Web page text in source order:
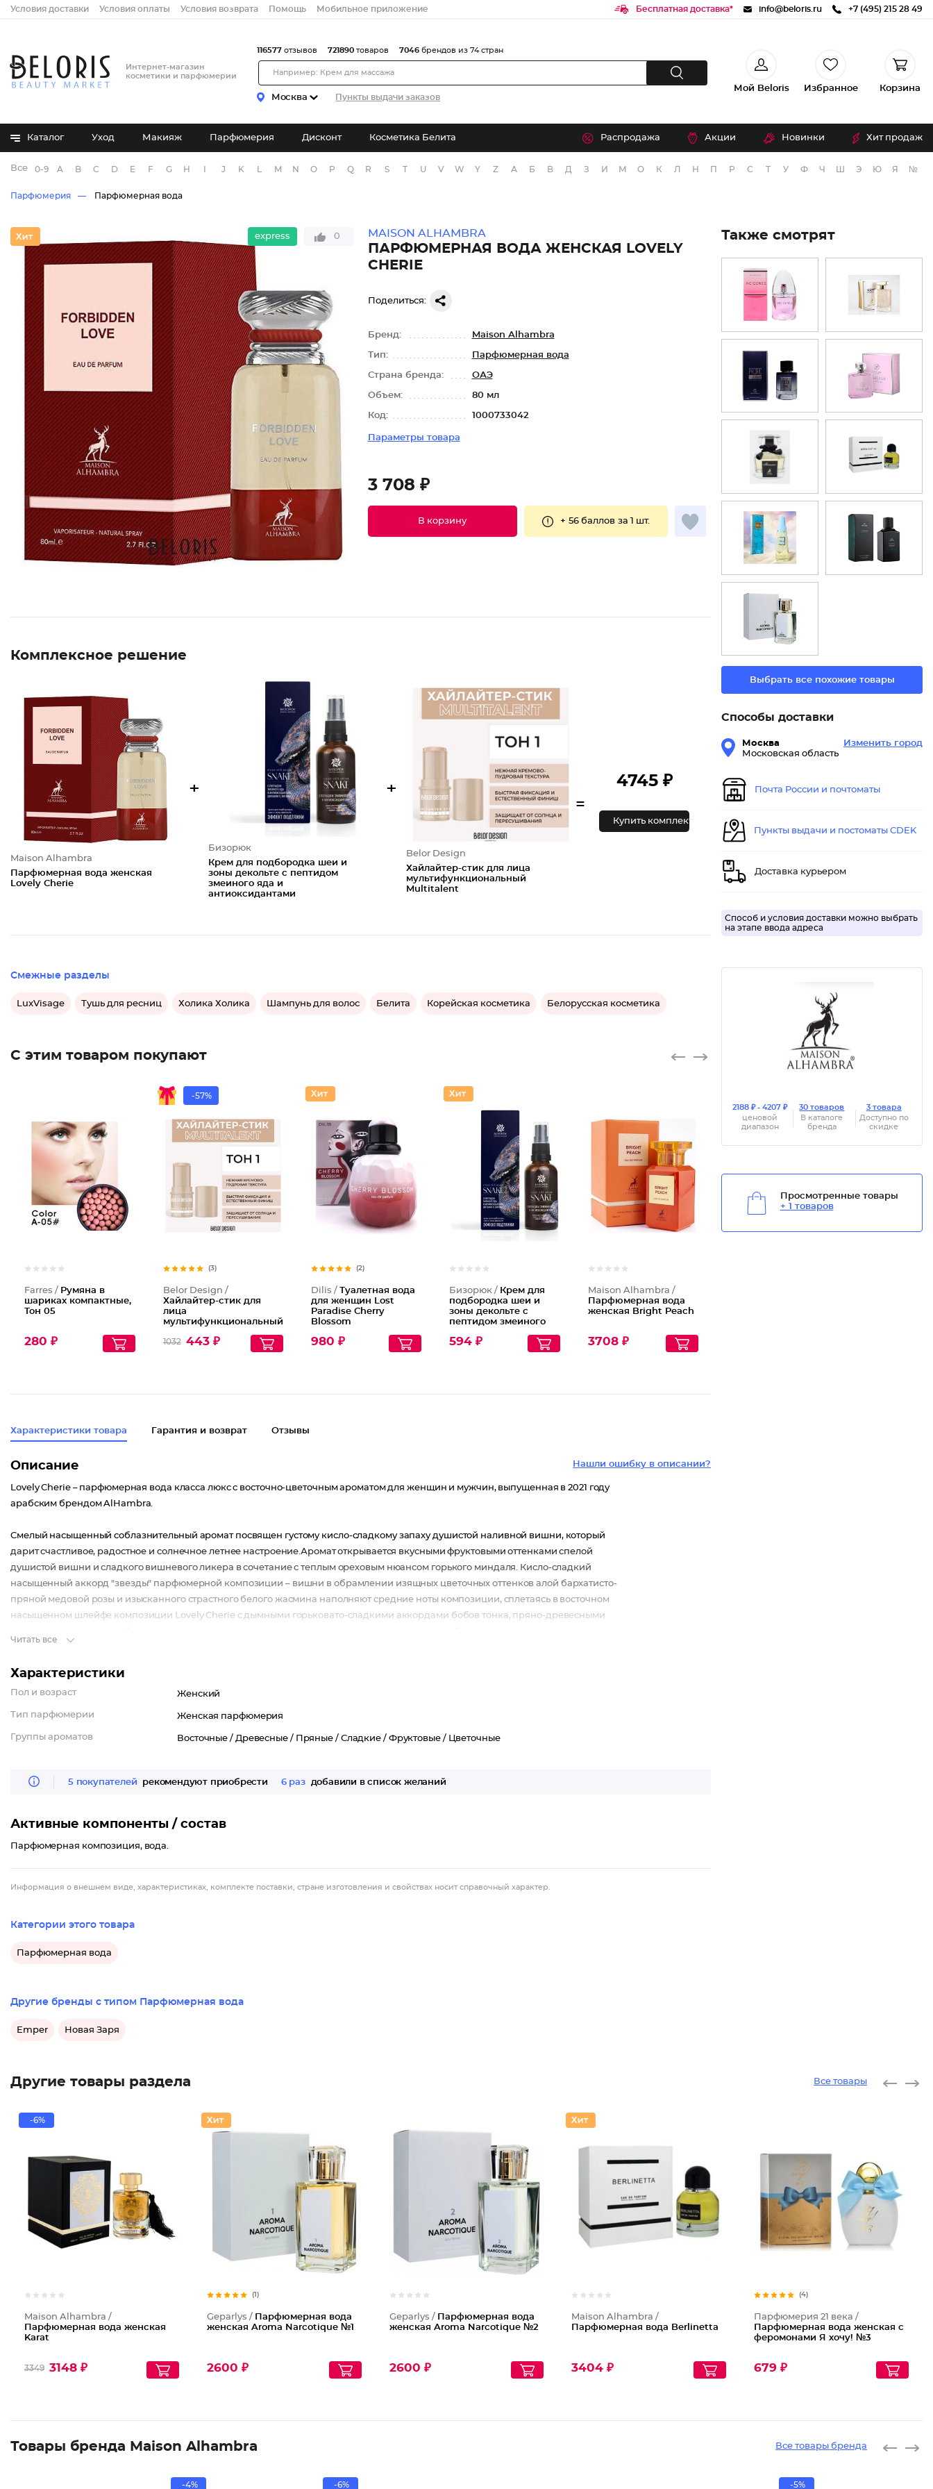
Условия доставки Условия оплаты Условия возврата Помощь Мобильное приложение Бесплатная доставка* info@beloris.ru +7 (495) 215 28 49
Интернет-магазин
косметики и парфюмерии
Москва Пункты выдачи заказов
116577 отзывов 721890 товаров 7046 брендов из 74 стран
Мой Beloris Избранное Корзина
Каталог Уход Макияж Парфюмерия Дисконт Косметика Белита Распродажа Акции Новинки Хит продаж
Все бренды
0-9 A B C D E F G H J K M N O P Q R S T U V W Y Z А Б В Д З И М О К Л Н П Р С Т У Ф Ч Э Ю Я №
Парфюмерия Парфюмерная вода
express 0 MAISON ALHAMBRA
ПАРФЮМЕРНАЯ ВОДА ЖЕНСКАЯ LOVELY
CHERIE
Поделиться:
Бренд: Maison Alhambra
Тип: Парфюмерная вода
Страна бренда: ОАЭ
Объем: 80 мл
Код: 1000733042
Параметры товара
3 708 ₽
В корзину + 56 баллов за 1 шт.
Комплексное решение
Maison Alhambra
Парфюмерная вода женская
Lovely Cherie
+
Бизорюк
Крем для подбородка шеи и
зоны декольте с пептидом
змеиного яда и
антиоксидантами
+
Belor Design
Хайлайтер-стик для лица
мультифункциональный
Multitalent
=
4745 ₽
Купить комплект
Смежные разделы
LuxVisage Тушь для ресниц Холика Холика Шампунь для волос Белита Корейская косметика Белорусская косметика
С этим товаром покупают
Farres / Румяна в
шариках компактные,
Тон 05
280 ₽
-57%
(3)
Belor Design /
Хайлайтер-стик для
лица
мультифункциональный
1032 443 ₽
(2)
Dilis / Туалетная вода
для женщин Lost
Paradise Cherry
Blossom
980 ₽
Бизорюк / Крем для
подбородка шеи и
зоны декольте с
пептидом змеиного
антиоксидантами
594 ₽
Maison Alhambra /
Парфюмерная вода
женская Bright Peach
3708 ₽
Характеристики товара Гарантия и возврат Отзывы
Нашли ошибку в описании?
Описание
Lovely Cherie – парфюмерная вода класса люкс с восточно-цветочным ароматом для женщин и мужчин, выпущенная в 2021 году
арабским брендом AlHambra.
Смелый насыщенный соблазнительный аромат посвящен густому кисло-сладкому запаху душистой наливной вишни, который
дарит счастливое, радостное и солнечное летнее настроение.Аромат открывается вкусными фруктовыми оттенками спелой
душистой вишни и сладкого вишневого ликера в сочетание с теплым ореховым нюансом горького миндаля. Кисло-сладкий
насыщенный аккорд "звезды" парфюмерной композиции – вишни в обрамлении изящных цветочных оттенков алой бархатисто-
пряной медовой розы и изысканного страстного белого жасмина наполняют средние ноты композиции, сплетаясь в восточном
насыщенном шлейфе композиции Lovely Cherie с дымными горьковато-сладкими аккордами бобов тонка, пряно-древесными
Ноты сердца: черная вишня, вишня Морелло, амбра.
Базовые ноты: бальзам Перу, ирис Тоффи , бобы тонка, сандал, белый кедр, ветивер.
Читать все
Характеристики
Пол и возраст Женский
Тип парфюмерии Женская парфюмерия
Группы ароматов Восточные / Древесные / Пряные / Сладкие / Фруктовые / Цветочные
5 покупателей рекомендуют приобрести 6 раз добавили в список желаний
Активные компоненты / состав
Парфюмерная композиция, вода.
Информация о внешнем виде, характеристиках, комплекте поставки, стране изготовления и свойствах носит справочный характер.
Также смотрят
Выбрать все похожие товары
Способы доставки
Москва
Московская область
Изменить город
Почта России и почтоматы
Пункты выдачи и постоматы CDEK
Доставка курьером
Способ и условия доставки можно выбрать
на этапе ввода адреса
2188 ₽ - 4207 ₽
ценовой
диапазон
30 товаров
В каталоге
бренда
3 товара
Доступно по
скидке
Просмотренные товары
+ 1 товаров
Категории этого товара
Парфюмерная вода
Другие бренды с типом Парфюмерная вода
Emper Новая Заря
Другие товары раздела Все товары
-6%
Maison Alhambra /
Парфюмерная вода женская
Karat
3349 3148 ₽
(1)
Geparlys / Парфюмерная вода
женская Aroma Narcotique №1
2600 ₽
Geparlys / Парфюмерная вода
женская Aroma Narcotique №2
2600 ₽
Maison Alhambra /
Парфюмерная вода Berlinetta
3404 ₽
(4)
Парфюмерия 21 века /
Парфюмерная вода женская с
феромонами Я хочу! №3
679 ₽
Товары бренда Maison Alhambra Все товары бренда
-4% -6% -5%